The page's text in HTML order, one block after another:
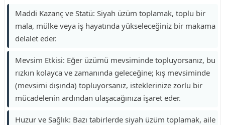
Maddi Kazanç ve Statü: Siyah üzüm toplamak, toplu bir
mala, mülke veya iş hayatında yükseleceğiniz bir makama
delalet eder.
Mevsim Etkisi: Eğer üzümü mevsiminde topluyorsanız, bu
rızkın kolayca ve zamanında geleceğine; kış mevsiminde
(mevsimi dışında) topluyorsanız, isteklerinize zorlu bir
mücadelenin ardından ulaşacağınıza işaret eder.
Huzur ve Sağlık: Bazı tabirlerde siyah üzüm toplamak, aile